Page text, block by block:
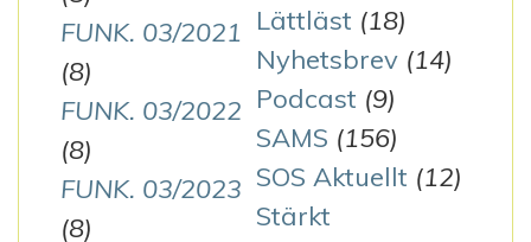
FUNK. 03/2021
(8)
FUNK. 03/2022
(8)
FUNK. 03/2023
(8)
Lättläst (18)
Nyhetsbrev (14)
Podcast (9)
SAMS (156)
SOS Aktuellt (12)
Stärkt